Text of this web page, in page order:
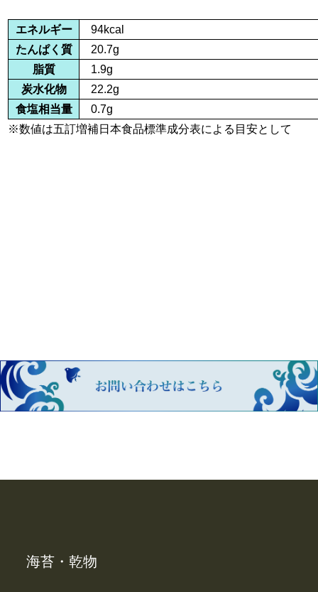
エネルギー
94kcal
たんぱく質
20.7g
脂質
1.9g
炭水化物
22.2g
食塩相当量
0.7g
※数値は五訂増補日本食品標準成分表による目安として
海苔・乾物